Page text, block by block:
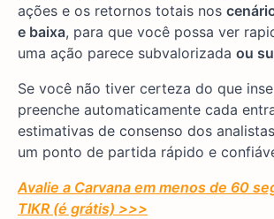
ações e os retornos totais nos
e baixa, para que você possa ver
uma ação parece subvalorizada ou
Se você não tiver certeza do que
preenche automaticamente cada
estimativas de consenso dos
um ponto de partida rápido e
Avalie a Carvana em menos de 60
TIKR (é grátis) >>>